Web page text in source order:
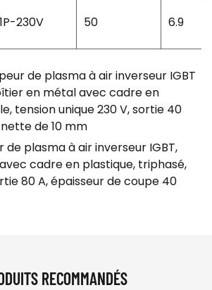
1P-230V 50 6.9
de plasma à air inverseur IGBT
en métal avec cadre en
tension unique 230 V, sortie 40
de 10 mm
de plasma à air inverseur IGBT,
cadre en plastique, triphasé,
80 A, épaisseur de coupe 40
RECOMMANDÉS